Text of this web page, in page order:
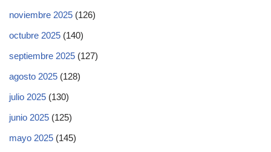
noviembre 2025 (126)
octubre 2025 (140)
septiembre 2025 (127)
agosto 2025 (128)
julio 2025 (130)
junio 2025 (125)
mayo 2025 (145)